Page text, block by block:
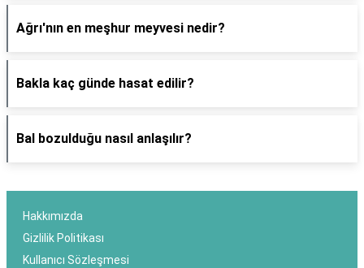
Ağrı'nın en meşhur meyvesi nedir?
Bakla kaç günde hasat edilir?
Bal bozulduğu nasıl anlaşılır?
Hakkımızda
Gizlilik Politikası
Kullanıcı Sözleşmesi